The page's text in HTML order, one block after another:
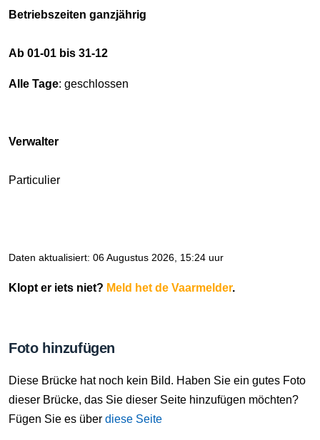
Betriebszeiten ganzjährig
Ab 01-01 bis 31-12
Alle Tage: geschlossen
Verwalter
Particulier
Daten aktualisiert: 06 Augustus 2026, 15:24 uur
Klopt er iets niet? Meld het de Vaarmelder.
Foto hinzufügen
Diese Brücke hat noch kein Bild. Haben Sie ein gutes Foto
dieser Brücke, das Sie dieser Seite hinzufügen möchten?
Fügen Sie es über diese Seite